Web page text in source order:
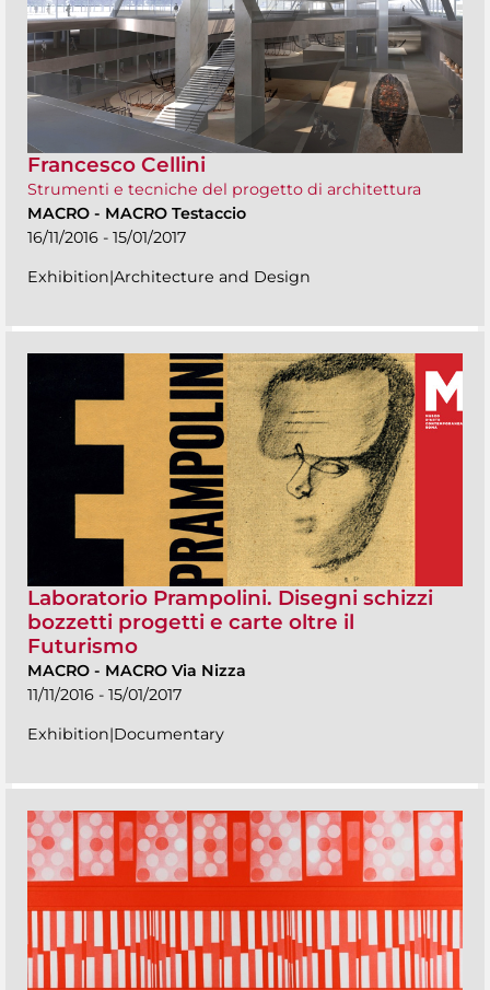
Francesco Cellini
Strumenti e tecniche del progetto di architettura
MACRO - MACRO Testaccio
16/11/2016 - 15/01/2017
Exhibition|Architecture and Design
Laboratorio Prampolini. Disegni schizzi
bozzetti progetti e carte oltre il
Futurismo
MACRO - MACRO Via Nizza
11/11/2016 - 15/01/2017
Exhibition|Documentary